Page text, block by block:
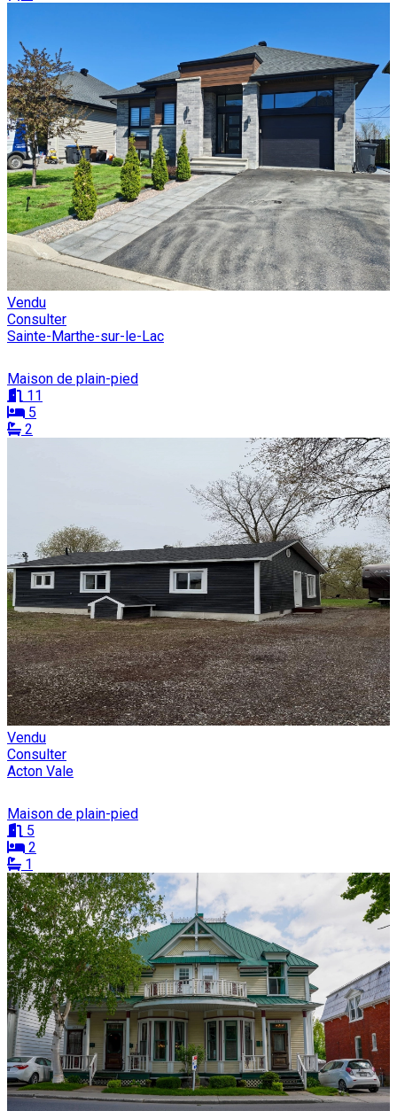
Vendu
Consulter
Sainte-Marthe-sur-le-Lac
Maison de plain-pied
11
5
2
Vendu
Consulter
Acton Vale
Maison de plain-pied
5
2
1